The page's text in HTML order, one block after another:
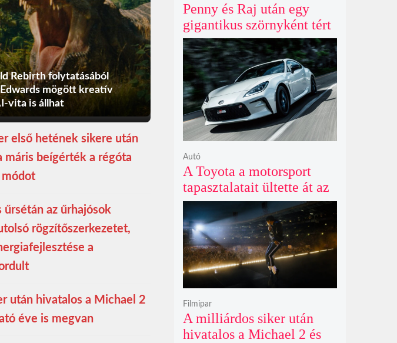
Rebirth folytatásából
mögött kreatív
vita is állhat
első hetének sikere után
máris beígérték a régóta
űrsétán az űrhajósok
rögzítőszerkezetet,
a
után hivatalos a Michael 2
éve is megvan
Penny és Raj után egy
gigantikus szörnyként tért
vissza valaki az
Agymenők legújabb spin-
offjában
A Toyota a motorsport
tapasztalatait ültette át az
új GR86 vezethetőségébe
és biztonságába
Autó
A milliárdos siker után
hivatalos a Michael 2 és
Filmipar